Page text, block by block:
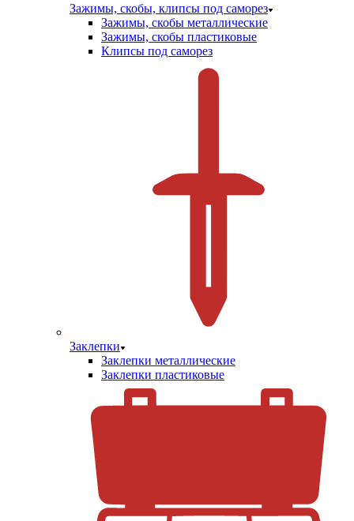
Зажимы, скобы, клипсы под саморез
Зажимы, скобы металлические
Зажимы, скобы пластиковые
Клипсы под саморез
Заклепки
Заклепки металлические
Заклепки пластиковые